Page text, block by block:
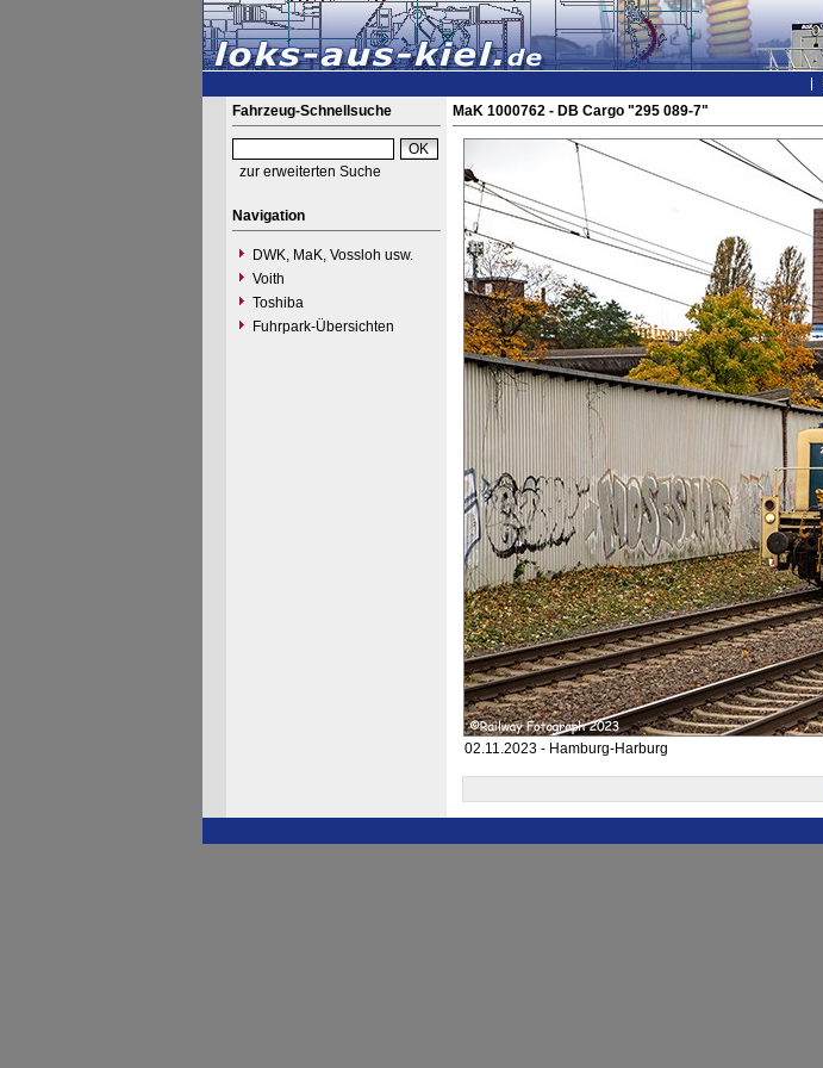
Fahrzeug-Schnellsuche
zur erweiterten Suche
Navigation
DWK, MaK, Vossloh usw.
Voith
Toshiba
Fuhrpark-Übersichten
MaK 1000762 - DB Cargo "295 089-7"
02.11.2023 - Hamburg-Harburg